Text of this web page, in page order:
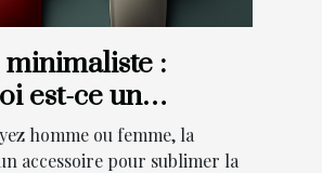
:
est-ce un
choix ?
homme ou femme, la
accessoire pour sublimer la